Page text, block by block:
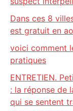
Dans ces 8
est gratuit en
voici comment
pratiques
ENTRETIEN.
: la réponse de
qui se sentent